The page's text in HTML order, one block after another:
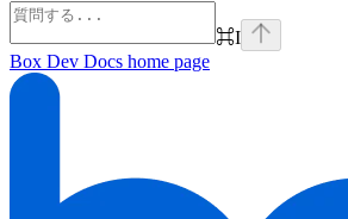
⌘I
Box Dev Docs home page